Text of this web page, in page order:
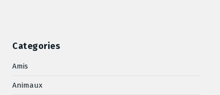
Categories
Amis
Animaux